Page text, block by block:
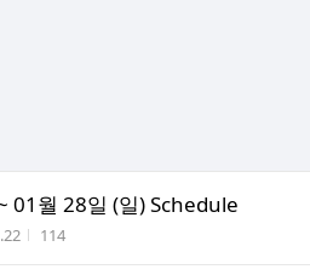
01월 28일 (일) Schedule
간 조회수
114